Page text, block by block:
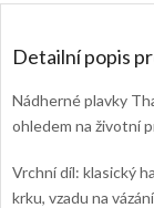
Detailní popis
Nádherné plavky
ohledem na životní
Vrchní díl: klasický
krku, vzadu na vázání